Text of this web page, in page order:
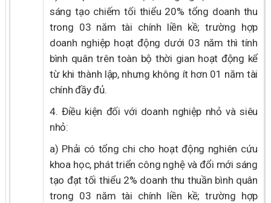
sáng tạo chiếm tối thiểu 20% tổng doanh thu
trong 03 năm tài chính liền kề; trường hợp
doanh nghiệp hoạt động dưới 03 năm thì tính
bình quân trên toàn bộ thời gian hoạt động kể
từ khi thành lập, nhưng không ít hơn 01 năm tài
chính đầy đủ.
4. Điều kiện đối với doanh nghiệp nhỏ và siêu
nhỏ:
a) Phải có tổng chi cho hoạt động nghiên cứu
khoa học, phát triển công nghệ và đổi mới sáng
tạo đạt tối thiểu 2% doanh thu thuần bình quân
trong 03 năm tài chính liền kề; trường hợp